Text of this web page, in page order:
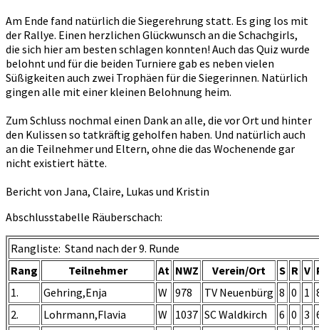
Am Ende fand natürlich die Siegerehrung statt. Es ging los mit
der Rallye. Einen herzlichen Glückwunsch an die Schachgirls,
die sich hier am besten schlagen konnten! Auch das Quiz wurde
belohnt und für die beiden Turniere gab es neben vielen
Süßigkeiten auch zwei Trophäen für die Siegerinnen. Natürlich
gingen alle mit einer kleinen Belohnung heim.
Zum Schluss nochmal einen Dank an alle, die vor Ort und hinter
den Kulissen so tatkräftig geholfen haben. Und natürlich auch
an die Teilnehmer und Eltern, ohne die das Wochenende gar
nicht existiert hätte.
Bericht von Jana, Claire, Lukas und Kristin
Abschlusstabelle Räuberschach:
Rangliste: Stand nach der 9. Runde
Rang
Teilnehmer At NWZ Verein/Ort S R V
1.
Gehring,Enja W 978 TV Neuenbürg 8 0 1
2.
Lohrmann,Flavia W 1037 SC Waldkirch 6 0 3